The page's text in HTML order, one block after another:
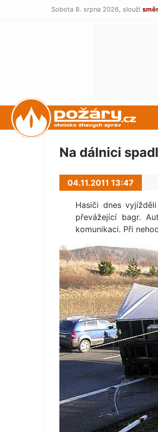
Sobota 8. srpna 2026, slouží
POŽÁRY.cz
Na dálnici
04.11.2011 13:47
Hasiči dnes
převážející bagr.
komunikaci. Při